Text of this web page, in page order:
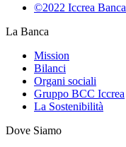
©2022 Iccrea
La Banca
Mission
Bilanci
Organi sociali
Gruppo BCC Iccrea
La Sostenibilità
Dove Siamo